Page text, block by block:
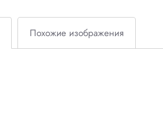
Похожие изображения